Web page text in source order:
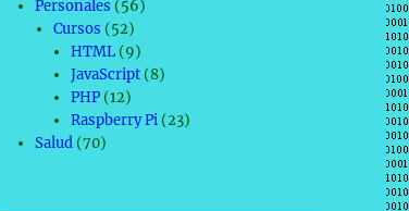
Personales (56)
Cursos (52)
HTML(9)
JavaScript(8)
PHP(12)
Raspberry Pi(23)
Salud (70)